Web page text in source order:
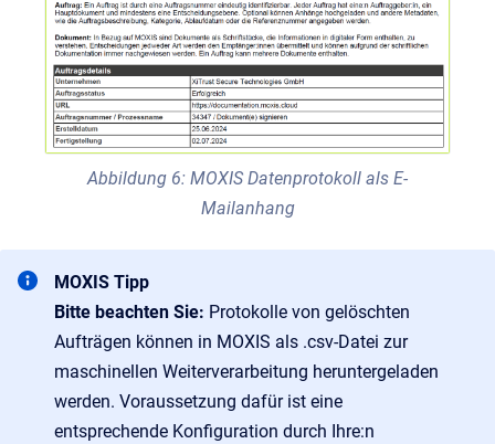
Abbildung 6: MOXIS Datenprotokoll als E-
Mailanhang
MOXIS Tipp
Bitte beachten Sie: Protokolle von gelöschten
Aufträgen können in MOXIS als .csv-Datei zur
maschinellen Weiterverarbeitung heruntergeladen
werden. Voraussetzung dafür ist eine
entsprechende Konfiguration durch Ihre:n